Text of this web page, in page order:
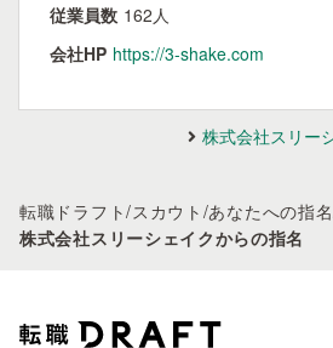
従業員数 162人
会社HP https://3-shake.com
株式会社スリー
転職ドラフト/スカウト /あなたへの指名
株式会社スリーシェイクからの指名